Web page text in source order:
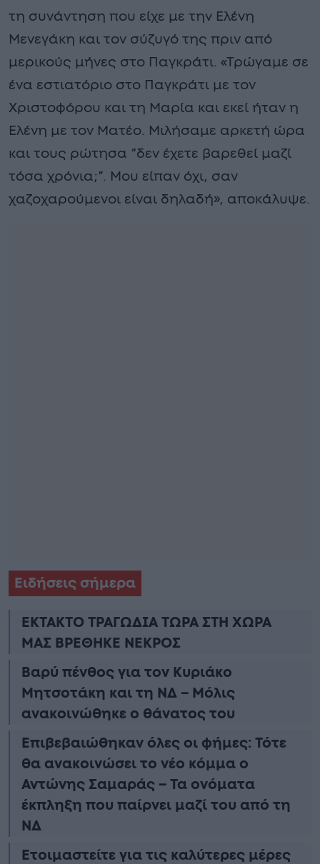
τη συνάντηση που είχε με την Ελένη
Μενεγάκη και τον σύζυγό της πριν από
μερικούς μήνες στο Παγκράτι. «Τρώγαμε σε
ένα εστιατόριο στο Παγκράτι με τον
Χριστοφόρου και τη Μαρία και εκεί ήταν η
Ελένη με τον Ματέο. Μιλήσαμε αρκετή ώρα
και τους ρώτησα “δεν έχετε βαρεθεί μαζί
τόσα χρόνια;”. Μου είπαν όχι, σαν
χαζοχαρούμενοι είναι δηλαδή», αποκάλυψε.
Ειδήσεις σήμερα
ΕΚΤΑΚΤΟ ΤΡΑΓΩΔΙΑ ΤΩΡΑ ΣΤΗ ΧΩΡΑ
ΜΑΣ ΒΡΕΘΗΚΕ ΝΕΚΡΟΣ
Βαρύ πένθος για τον Κυριάκο
Μητσοτάκη και τη ΝΔ – Μόλις
ανακοινώθηκε ο θάνατος του
Επιβεβαιώθηκαν όλες οι φήμες: Τότε
θα ανακοινώσει το νέο κόμμα ο
Αντώνης Σαμαράς – Τα ονόματα
έκπληξη που παίρνει μαζί του από τη
ΝΔ
Ετοιμαστείτε για τις καλύτερες μέρες